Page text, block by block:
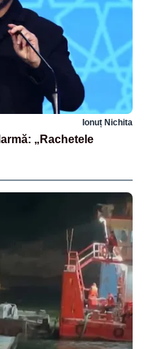
Ionuț Nichita
„Rachetele